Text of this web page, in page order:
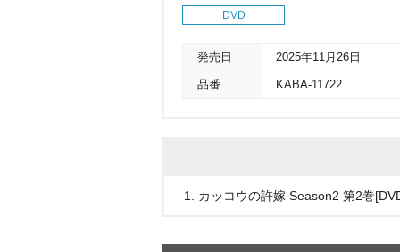
DVD
発売日 2025年11月26日
品番 KABA-11722
1. カッコウの許嫁 Season2 第2巻